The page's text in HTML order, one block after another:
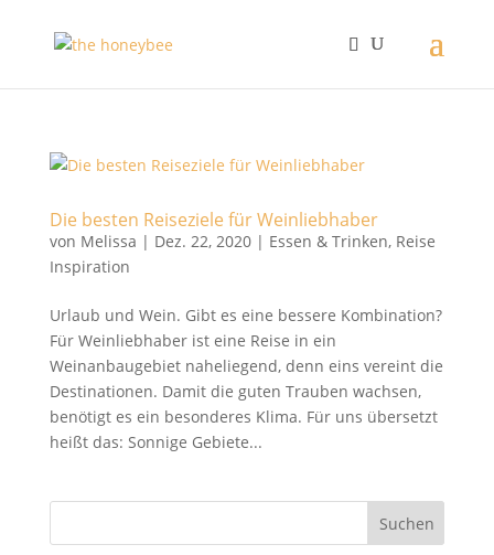
Die besten Reiseziele für Weinliebhaber
von Melissa | Dez. 22, 2020| Essen & Trinken, Reise
Inspiration
Urlaub und Wein. Gibt es eine bessere Kombination?
Für Weinliebhaber ist eine Reise in ein
Weinanbaugebiet naheliegend, denn eins vereint die
Destinationen. Damit die guten Trauben wachsen,
benötigt es ein besonderes Klima. Für uns übersetzt
heißt das: Sonnige Gebiete...